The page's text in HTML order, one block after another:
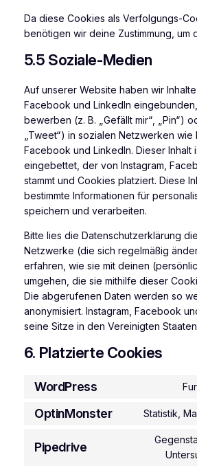
Da diese Cookies als Verfolgungs-
benötigen wir deine Zustimmung, um
5.5 Soziale-Medien
Auf unserer Website haben wir Inhalte
Facebook und LinkedIn
bewerben (z. B. „Gefällt mir“, „Pin“)
„Tweet“) in sozialen Netzwerken wie
Facebook und LinkedIn. Dieser Inhalt
eingebettet, der von Instagram,
stammt und Cookies platziert. Diese
bestimmte Informationen für
speichern und verarbeiten.
Bitte lies die Datenschutzerklärung
Netzwerke (die sich regelmäßig
erfahren, wie sie mit deinen
umgehen, die sie mithilfe dieser
Die abgerufenen Daten werden so
anonymisiert. Instagram, Facebook
seine Sitze in den Vereinigten Staaten
6. Platzierte Cookies
WordPress
OptinMonster Statistik,
Pipedrive